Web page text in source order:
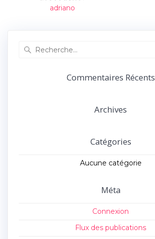
Article
adriano
Commentaires Récents
Archives
Catégories
Aucune catégorie
Méta
Connexion
Flux des publications